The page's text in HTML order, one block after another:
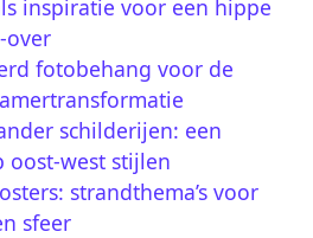
inspiratie voor een hippe
over
fotobehang voor de
schilderijen: een
oost-west stijlen
strandthema’s voor
sfeer